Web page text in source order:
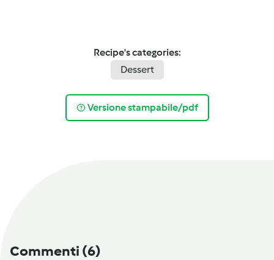
Recipe's categories:
Dessert
Versione stampabile/pdf
Commenti (6)